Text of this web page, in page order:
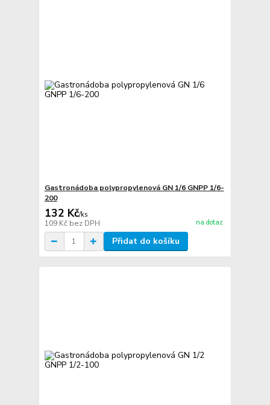
Gastronádoba polypropylenová GN 1/6 GNPP 1/6-
200
132 Kč/ks
109 Kč bez DPH na dotaz
Přidat do košíku